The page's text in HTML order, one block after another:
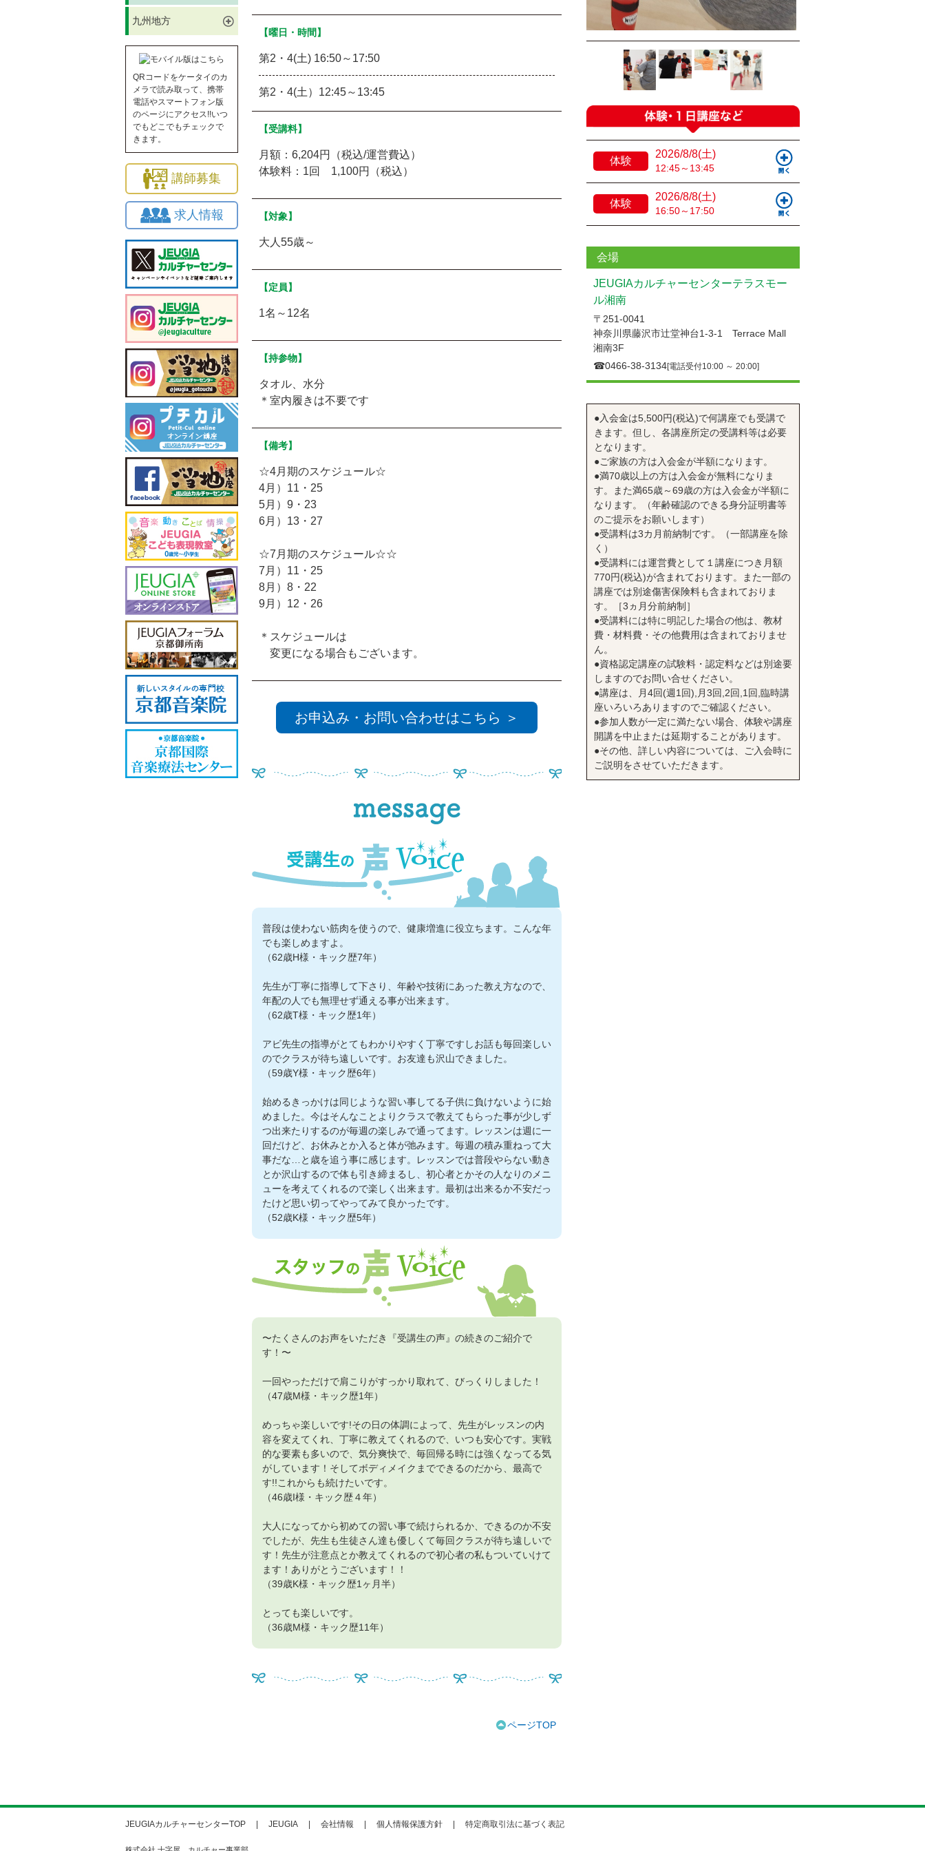
九州地方
QRコードをケータイのカ
メラで読み取って、携帯
電話やスマートフォン版
のページにアクセス!!いつ
でもどこでもチェックで
きます。
講師募集
求人情報
【曜日・時間】
第2・4(土) 16:50～17:50
第2・4(土）12:45～13:45
【受講料】
月額：6,204円（税込/運営費込）
体験料：1回 1,100円（税込）
【対象】
大人55歳～
【定員】
1名～12名
【持参物】
タオル、水分
＊室内履きは不要です
【備考】
☆4月期のスケジュール☆
4月）11・25
5月）9・23
6月）13・27
☆7月期のスケジュール☆☆
7月）11・25
8月）8・22
9月）12・26
＊スケジュールは
変更になる場合もございます。
お申込み・お問い合わせはこちら ＞
普段は使わない筋肉を使うので、健康増進に役立ちます。こんな年
でも楽しめますよ。
（62歳H様・キック歴7年）
先生が丁寧に指導して下さり、年齢や技術にあった教え方なので、
年配の人でも無理せず通える事が出来ます。
（62歳T様・キック歴1年）
アビ先生の指導がとてもわかりやすく丁寧ですしお話も毎回楽しい
のでクラスが待ち遠しいです。お友達も沢山できました。
（59歳Y様・キック歴6年）
始めるきっかけは同じような習い事してる子供に負けないように始
めました。今はそんなことよりクラスで教えてもらった事が少しず
つ出来たりするのが毎週の楽しみで通ってます。レッスンは週に一
回だけど、お休みとか入ると体が弛みます。毎週の積み重ねって大
事だな…と歳を追う事に感じます。レッスンでは普段やらない動き
とか沢山するので体も引き締まるし、初心者とかその人なりのメニ
ューを考えてくれるので楽しく出来ます。最初は出来るか不安だっ
たけど思い切ってやってみて良かったです。
（52歳K様・キック歴5年）
〜たくさんのお声をいただき『受講生の声』の続きのご紹介で
す！〜
一回やっただけで肩こりがすっかり取れて、びっくりしました！
（47歳M様・キック歴1年）
めっちゃ楽しいです!その日の体調によって、先生がレッスンの内
容を変えてくれ、丁寧に教えてくれるので、いつも安心です。実戦
的な要素も多いので、気分爽快で、毎回帰る時には強くなってる気
がしています！そしてボディメイクまでできるのだから、最高で
す!!これからも続けたいです。
（46歳I様・キック歴４年）
大人になってから初めての習い事で続けられるか、できるのか不安
でしたが、先生も生徒さん達も優しくて毎回クラスが待ち遠しいで
す！先生が注意点とか教えてくれるので初心者の私もついていけて
ます！ありがとうございます！！
（39歳K様・キック歴1ヶ月半）
とっても楽しいです。
（36歳M様・キック歴11年）
体験
2026/8/8(土)
12:45～13:45
体験
2026/8/8(土)
16:50～17:50
会場
JEUGIAカルチャーセンターテラスモー
ル湘南
〒251-0041
神奈川県藤沢市辻堂神台1-3-1 Terrace Mall
湘南3F
☎︎0466-38-3134[電話受付10:00 ～ 20:00]
●入会金は5,500円(税込)で何講座でも受講で
きます。但し、各講座所定の受講料等は必要
となります。
●ご家族の方は入会金が半額になります。
●満70歳以上の方は入会金が無料になりま
す。また満65歳～69歳の方は入会金が半額に
なります。（年齢確認のできる身分証明書等
のご提示をお願いします）
●受講料は3カ月前納制です。（一部講座を除
く）
●受講料には運営費として１講座につき月額
770円(税込)が含まれております。また一部の
講座では別途傷害保険料も含まれておりま
す。［3ヵ月分前納制］
●受講料には特に明記した場合の他は、教材
費・材料費・その他費用は含まれておりませ
ん。
●資格認定講座の試験料・認定料などは別途要
しますのでお問い合せください。
●講座は、月4回(週1回),月3回,2回,1回,臨時講
座いろいろありますのでご確認ください。
●参加人数が一定に満たない場合、体験や講座
開講を中止または延期することがあります。
●その他、詳しい内容については、ご入会時に
ご説明をさせていただきます。
ページTOP
JEUGIAカルチャーセンターTOP JEUGIA 会社情報 個人情報保護方針 特定商取引法に基づく表記